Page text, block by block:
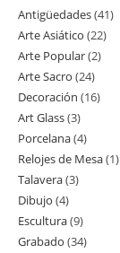
Antigüedades 4141
Arte Asiático 2222
Arte Popular 22
Arte Sacro 2424
Decoración 1616
Art Glass 33
Porcelana 44
Relojes de Mesa 11
Talavera 33
Dibujo 44
productos
Escultura 99
Grabado 3434